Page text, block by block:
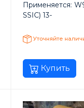
Применяется:
SSIC) 13-
Уточняйте
Купить